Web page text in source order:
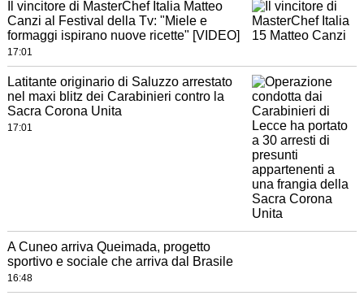
Il vincitore di MasterChef Italia Matteo
Canzi al Festival della Tv: "Miele e
formaggi ispirano nuove ricette" [VIDEO]
17:01
Latitante originario di Saluzzo arrestato
nel maxi blitz dei Carabinieri contro la
Sacra Corona Unita
17:01
A Cuneo arriva Queimada, progetto
sportivo e sociale che arriva dal Brasile
16:48